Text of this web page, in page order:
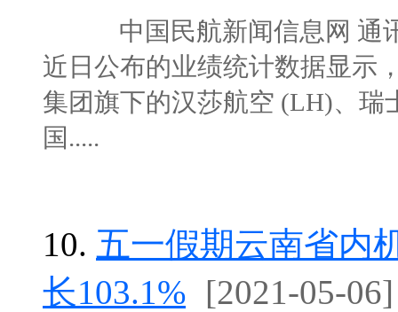
中国民航新闻信息网 通讯
近日公布的业绩统计数据显示
集团旗下的汉莎航空 (LH)、瑞
国.....
10. 五一假期云南省内
长103.1% [2021-05-06]